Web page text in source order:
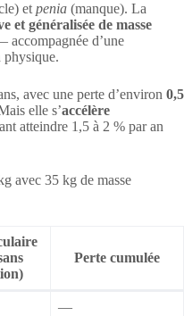
et penia (manque). La
et généralisée de masse
accompagnée d’une
avec une perte d’environ 0,5
elle s’accélère
atteindre 1,5 à 2 % par an
avec 35 kg de masse
Perte cumulée
—